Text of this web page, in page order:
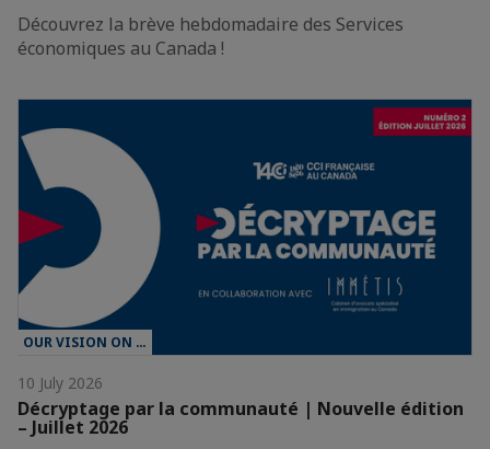
Découvrez la brève hebdomadaire des Services
économiques au Canada !
OUR VISION ON …
10 July 2026
Décryptage par la communauté | Nouvelle édition
– Juillet 2026